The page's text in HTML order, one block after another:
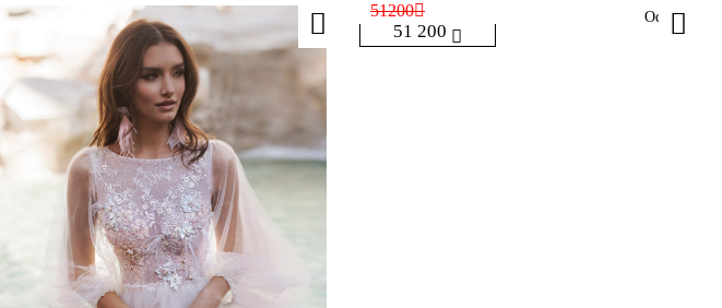
51 200
51200 Odry